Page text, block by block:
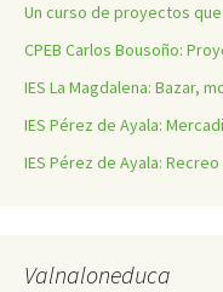
Un curso de proyectos que
CPEB Carlos Bousoño:
IES La Magdalena: Bazar,
IES Pérez de Ayala:
IES Pérez de Ayala:
Valnaloneduca